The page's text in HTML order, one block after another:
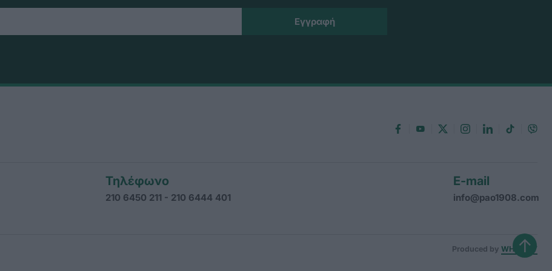
Τηλέφωνο
210 6450 211 - 210 6444 401
E-mail
info@pao1908.com
Produced by WHISKEY
↑